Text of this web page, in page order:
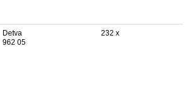
Detva
962 05
232 x